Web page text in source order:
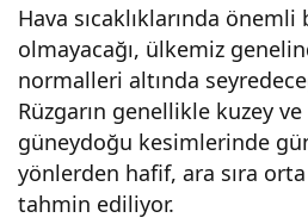
Hava sıcaklıklarında
olmayacağı, ülkemiz
normalleri altında
Rüzgarın genellikle kuzey ve
güneydoğu kesimlerinde
yönlerden hafif, ara sıra
tahmin ediliyor.
yor!
Bem
bey
az